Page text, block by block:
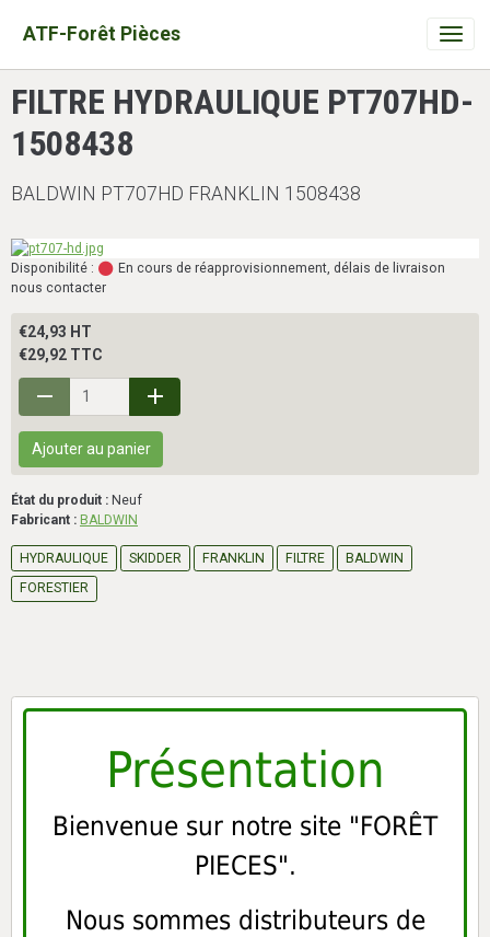
ATF-Forêt Pièces
FILTRE HYDRAULIQUE PT707HD-
1508438
BALDWIN PT707HD FRANKLIN 1508438
Disponibilité :
En cours de réapprovisionnement, délais de livraison
nous contacter
€24,93 HT
€29,92 TTC
Ajouter au panier
État du produit : Neuf
Fabricant : BALDWIN
HYDRAULIQUE SKIDDER FRANKLIN FILTRE
BALDWIN
FORESTIER
Présentation
Bienvenue sur notre site "FORÊT
PIECES".
Nous sommes distributeurs de